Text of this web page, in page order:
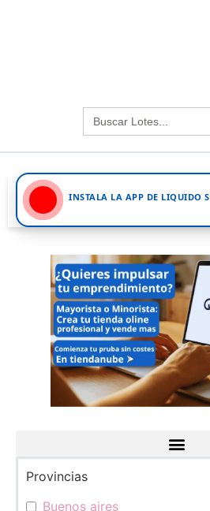
Buscar:
INSTALA LA APP DE LIQUIDO
Provincias
Buenos aires